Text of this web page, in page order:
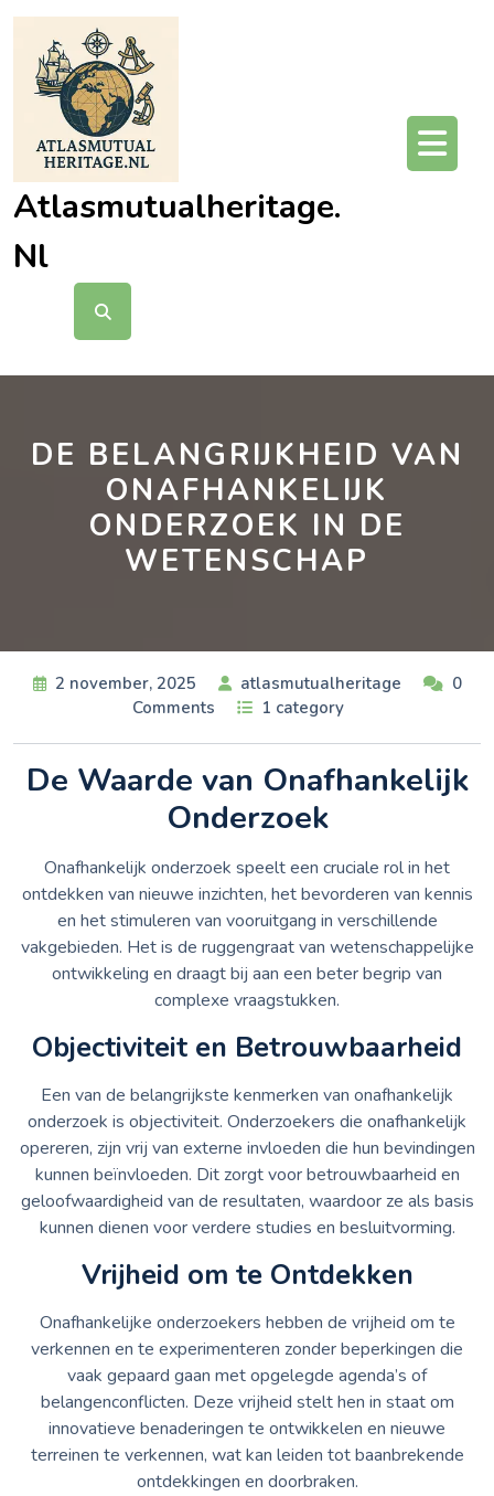
Ga
inhoud
Atlasmutualheritage.
Nl
DE BELANGRIJKHEID VAN
ONAFHANKELIJK
ONDERZOEK IN DE
WETENSCHAP
2 november, 2025 atlasmutualheritage
0
Comments
1 category
De Waarde van Onafhankelijk
Onderzoek
Onafhankelijk onderzoek speelt een cruciale rol in het
ontdekken van nieuwe inzichten, het bevorderen van kennis
en het stimuleren van vooruitgang in verschillende
vakgebieden. Het is de ruggengraat van wetenschappelijke
ontwikkeling en draagt bij aan een beter begrip van
complexe vraagstukken.
Objectiviteit en Betrouwbaarheid
Een van de belangrijkste kenmerken van onafhankelijk
onderzoek is objectiviteit. Onderzoekers die onafhankelijk
opereren, zijn vrij van externe invloeden die hun bevindingen
kunnen beïnvloeden. Dit zorgt voor betrouwbaarheid en
geloofwaardigheid van de resultaten, waardoor ze als basis
kunnen dienen voor verdere studies en besluitvorming.
Vrijheid om te Ontdekken
Onafhankelijke onderzoekers hebben de vrijheid om te
verkennen en te experimenteren zonder beperkingen die
vaak gepaard gaan met opgelegde agenda’s of
belangenconflicten. Deze vrijheid stelt hen in staat om
innovatieve benaderingen te ontwikkelen en nieuwe
terreinen te verkennen, wat kan leiden tot baanbrekende
ontdekkingen en doorbraken.